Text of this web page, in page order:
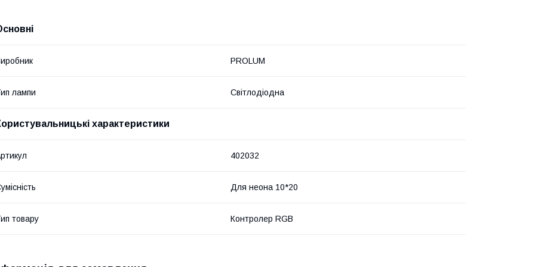
PROLUM
лампи Світлодіодна
характеристики
402032
Для неона 10*20
товару Контролер RGB